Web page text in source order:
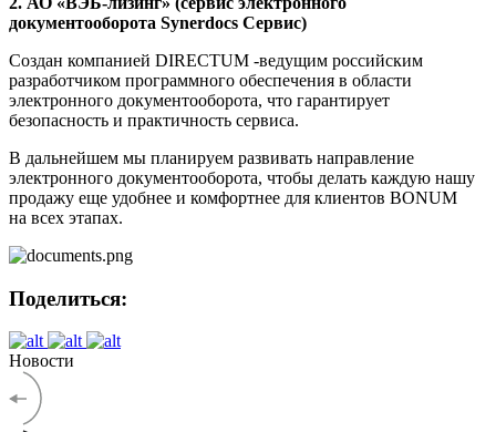
документооборота Synerdocs Сервис)
Создан компанией DIRECTUM -ведущим российским
разработчиком программного обеспечения в области
электронного документооборота, что гарантирует
безопасность и практичность сервиса.
В дальнейшем мы планируем развивать направление
электронного документооборота, чтобы делать каждую нашу
продажу еще удобнее и комфортнее для клиентов BONUM
на всех этапах.
Поделиться:
Новости